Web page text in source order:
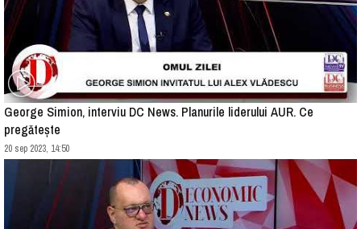
George Simion, interviu DC News. Planurile liderului AUR. Ce
pregătește
20 sep 2023, 14:50